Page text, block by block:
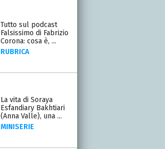
Tutto sul podcast
Falsissimo di Fabrizio
Corona: cosa è, ...
RUBRICA
La vita di Soraya
Esfandiary Bakhtiari
(Anna Valle), una ...
MINISERIE